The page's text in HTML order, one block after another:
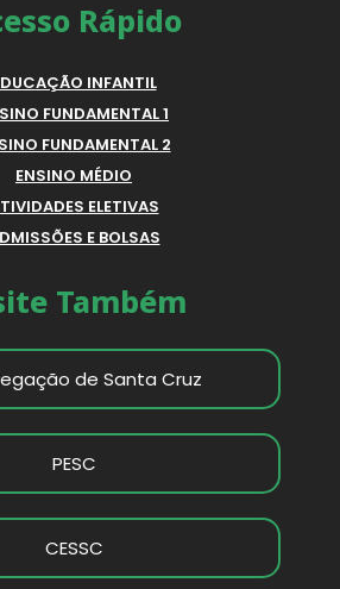
Rápido
INFANTIL
FUNDAMENTAL 1
FUNDAMENTAL 2
ENSINO MÉDIO
ELETIVAS
E BOLSAS
Também
de Santa Cruz
PESC
CESSC